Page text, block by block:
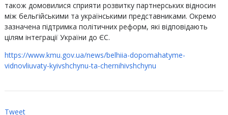
також домовилися сприяти розвитку партнерських відносин
між бельгійськими та українськими представниками. Окремо
зазначена підтримка політичних реформ, які відповідають
цілям інтеграції України до ЄС.
https://www.kmu.gov.ua/news/belhiia-dopomahatyme-
vidnovliuvaty-kyivshchynu-ta-chernihivshchynu
Tweet